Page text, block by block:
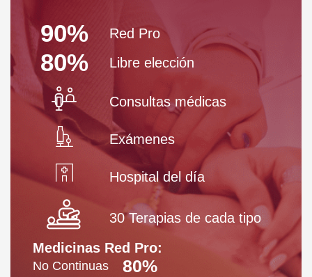
90% Red Pro
80% Libre elección
Consultas médicas
Exámenes
Hospital del día
30 Terapias de cada tipo
Medicinas Red Pro:
No Continuas 80%